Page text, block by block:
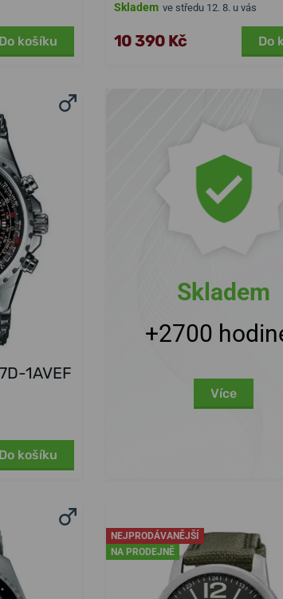
Do košíku
Skladem ve středu 12. 8. u vás
10 390 Kč Do
1AVEF
Do košíku
Skladem
+2700
Více
NEJPRODÁVANĚJŠÍ
NA PRODEJNĚ